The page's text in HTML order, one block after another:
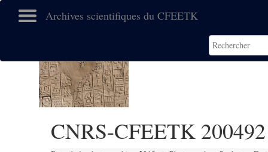
Archives scientifiques du CFEETK
CNRS-CFEETK 200492